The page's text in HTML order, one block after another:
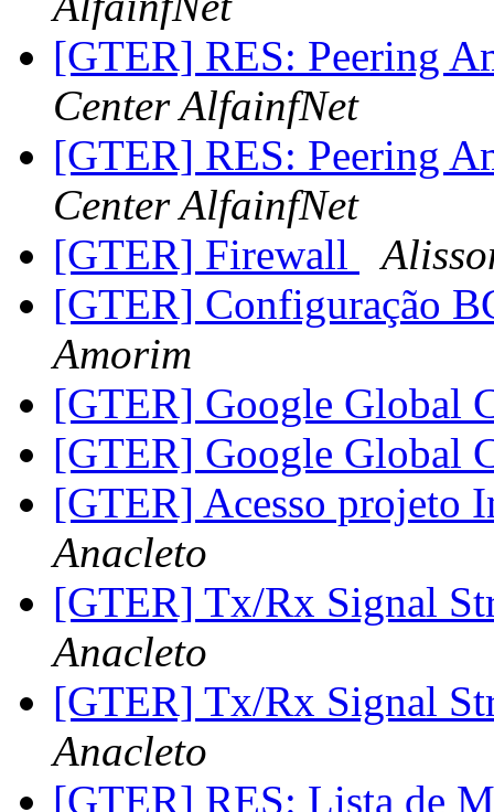
[GTER] RES: Peering
Center AlfainfNet
[GTER] RES: Peering
Center AlfainfNet
[GTER] Firewall
[GTER] Configuração
Amorim
[GTER] Google Global
[GTER] Google Global
[GTER] Acesso projeto
Anacleto
[GTER] Tx/Rx Signal
Anacleto
[GTER] Tx/Rx Signal
Anacleto
[GTER] RES: Lista de